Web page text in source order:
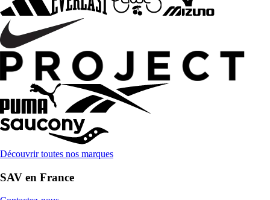
Découvrir toutes nos marques
SAV en France